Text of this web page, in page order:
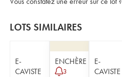
LOTS SIMILAIRES
E-
CAVISTE
ENCHÈRE
3
E-
CAVISTE